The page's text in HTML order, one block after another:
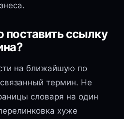
поставить ссылку
на ближайшую по
термин. Не
словаря на один
хуже